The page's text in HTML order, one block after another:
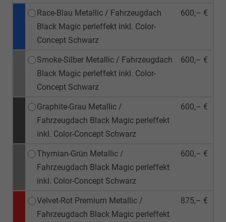
Race-Blau Metallic / Fahrzeugdach
Black Magic perleffekt inkl. Color-
Concept Schwarz
600,– €
Smoke-Silber Metallic / Fahrzeugdach
Black Magic perleffekt inkl. Color-
Concept Schwarz
600,– €
Graphite-Grau Metallic /
Fahrzeugdach Black Magic perleffekt
inkl. Color-Concept Schwarz
600,– €
Thymian-Grün Metallic /
Fahrzeugdach Black Magic perleffekt
inkl. Color-Concept Schwarz
600,– €
Velvet-Rot Premium Metallic /
Fahrzeugdach Black Magic perleffekt
875,– €